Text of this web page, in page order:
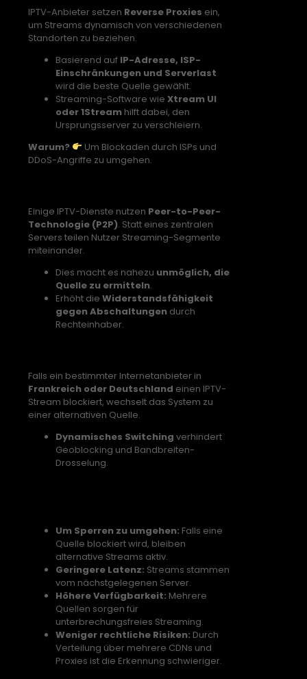
IPTV-Anbieter setzen Reverse Proxies ein,
um Streams dynamisch von verschiedenen
Standorten zu beziehen.
Basierend auf IP-Adresse, ISP-
Einschränkungen und Serverlast
wird die beste Quelle gewählt.
Streaming-Software wie Xtream UI
oder 1Stream hilft dabei, den
Ursprungsserver zu verschleiern.
Warum?
Um Blockaden durch ISPs und
DDoS-Angriffe zu umgehen.
Einige IPTV-Dienste nutzen Peer-to-Peer-
Technologie (P2P). Statt eines zentralen
Servers teilen Nutzer Streaming-Segmente
miteinander.
Dies macht es nahezu unmöglich, die
Quelle zu ermitteln.
Erhöht die Widerstandsfähigkeit
gegen Abschaltungen durch
Rechteinhaber.
Falls ein bestimmter Internetanbieter in
Frankreich oder Deutschland einen IPTV-
Stream blockiert, wechselt das System zu
einer alternativen Quelle.
Dynamisches Switching verhindert
Geoblocking und Bandbreiten-
Drosselung.
Um Sperren zu umgehen: Falls eine
Quelle blockiert wird, bleiben
alternative Streams aktiv.
Geringere Latenz: Streams stammen
vom nächstgelegenen Server.
Höhere Verfügbarkeit: Mehrere
Quellen sorgen für
unterbrechungsfreies Streaming.
Weniger rechtliche Risiken: Durch
Verteilung über mehrere CDNs und
Proxies ist die Erkennung schwieriger.